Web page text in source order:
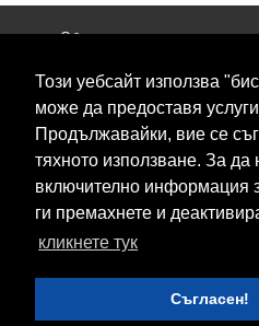
Този уебсайт използва
може да предоставя
Продължавайки, вие се
тяхното използване. За да
включително информация
ги премахнете и
кликнете тук
Съгласен!
Общи условия
Свържете се с нас
Контакти
Нашите сервизи
Блог
© 2026 Fransizkup.bg всички
Изграждане и поддръжка от
Boby_fransizkup